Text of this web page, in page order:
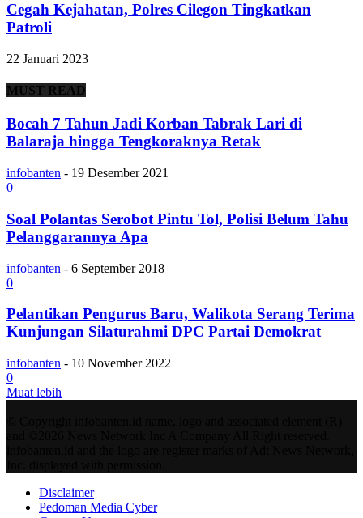
Cegah Kejahatan, Polres Cilegon Tingkatkan
Patroli
22 Januari 2023
MUST READ
Bocah 7 Tahun Jadi Korban Tabrak Lari di
Balaraja hingga Tengkoraknya Retak
infobanten - 19 Desember 2021
0
Soal Polantas Serobot Pintu Tol, Polisi Belum Tahu
Pelanggarannya Apa
infobanten - 6 September 2018
0
Pelantikan Pengurus Baru, Walikota Serang Terima
Kunjungan Silaturahmi DPC Partai Demokrat
infobanten - 10 November 2022
0
Muat lebih
Disclaimer
Pedoman Media Cyber